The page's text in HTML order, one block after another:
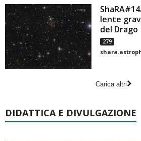
lente
del Drago
279
Carica altri
DIDATTICA E DIVULGAZIONE